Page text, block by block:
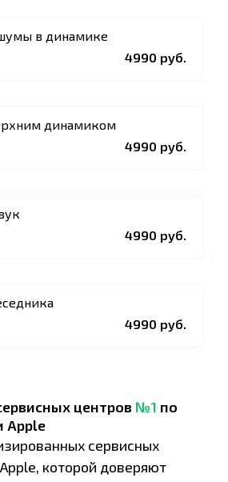
в динамике
4990 руб.
динамиком
4990 руб.
4990 руб.
4990 руб.
центров №1 по
Apple
сервисных
которой доверяют